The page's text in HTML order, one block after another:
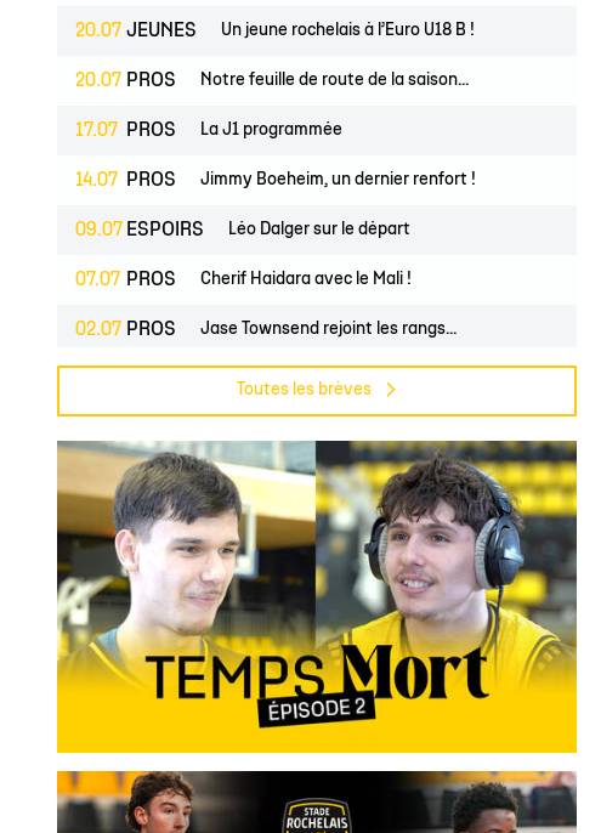
20.07 JEUNES Un jeune rochelais à l’Euro U18 B !
20.07 PROS Notre feuille de route de la saison...
17.07 PROS La J1 programmée
14.07 PROS Jimmy Boeheim, un dernier renfort !
09.07 ESPOIRS Léo Dalger sur le départ
07.07 PROS Cherif Haidara avec le Mali !
02.07 PROS Jase Townsend rejoint les rangs...
Le Club une nouvelle fois labellisé...
Toutes les brèves